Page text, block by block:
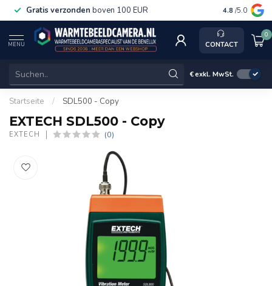
Gratis verzonden boven 100 EUR Service,
4.8 /5.0
MENU CONTACT
0
€exkl. MwSt.
Startseite / SDL500 - Copy
EXTECH SDL500 - Copy
EXTECH (0)